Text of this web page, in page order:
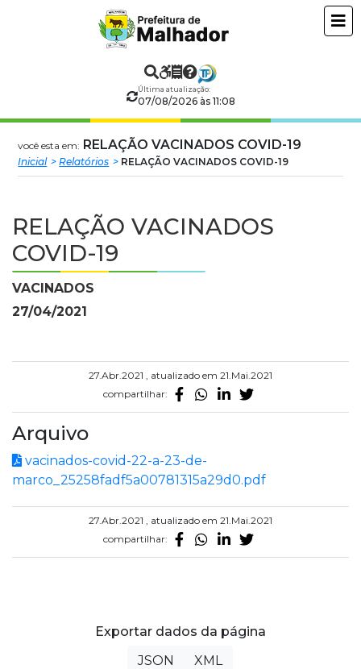
Prefeitura
Municipal
Malhador
Última atualização:
07/08/2026 às 11:08
você esta em: RELAÇÃO VACINADOS COVID-19
Inicial Relatórios RELAÇÃO VACINADOS COVID-19
RELAÇÃO VACINADOS
COVID-19
VACINADOS
27/04/2021
27.Abr.2021 , atualizado em 21.Mai.2021
compartilhar:
Arquivo
vacinados-covid-22-a-23-de-
marco_25258fadf5a00781315a29d0.pdf
27.Abr.2021 , atualizado em 21.Mai.2021
compartilhar:
Exportar dados da página
JSON
XML